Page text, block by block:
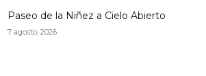
Paseo de la Niñez a Cielo Abierto
7 agosto, 2026